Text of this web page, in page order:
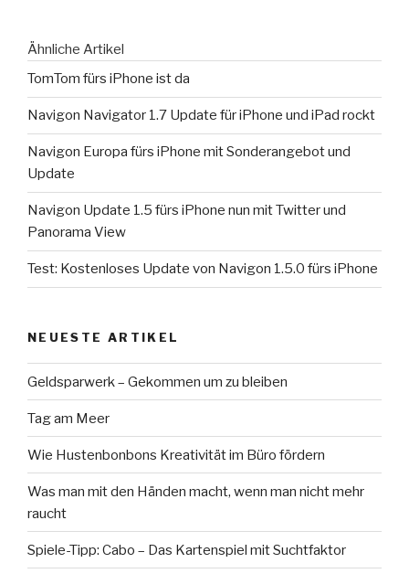
Ähnliche Artikel
TomTom fürs iPhone ist da
Navigon Navigator 1.7 Update für iPhone und iPad rockt
Navigon Europa fürs iPhone mit Sonderangebot und
Update
Navigon Update 1.5 fürs iPhone nun mit Twitter und
Panorama View
Test: Kostenloses Update von Navigon 1.5.0 fürs iPhone
NEUESTE ARTIKEL
Geldsparwerk – Gekommen um zu bleiben
Tag am Meer
Wie Hustenbonbons Kreativität im Büro fördern
Was man mit den Händen macht, wenn man nicht mehr
raucht
Spiele-Tipp: Cabo – Das Kartenspiel mit Suchtfaktor